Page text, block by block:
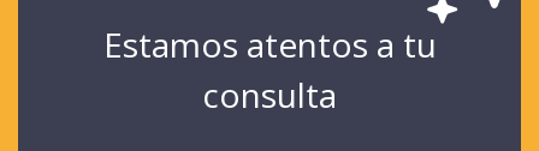
Estamos atentos a tu
consulta